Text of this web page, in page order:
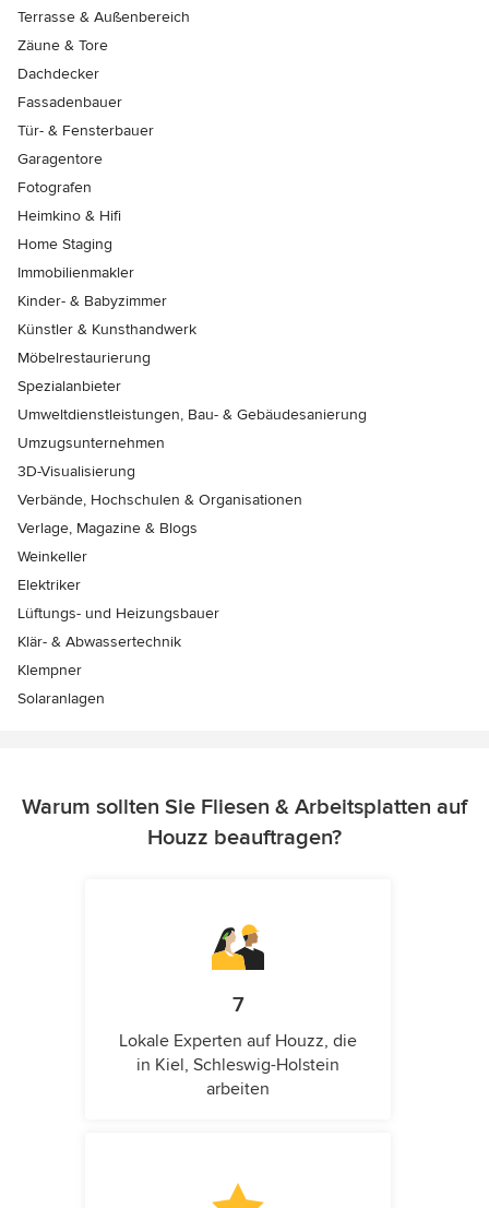
Terrasse & Außenbereich
Zäune & Tore
Dachdecker
Fassadenbauer
Tür- & Fensterbauer
Garagentore
Fotografen
Heimkino & Hifi
Home Staging
Immobilienmakler
Kinder- & Babyzimmer
Künstler & Kunsthandwerk
Möbelrestaurierung
Spezialanbieter
Umweltdienstleistungen, Bau- & Gebäudesanierung
Umzugsunternehmen
3D-Visualisierung
Verbände, Hochschulen & Organisationen
Verlage, Magazine & Blogs
Weinkeller
Elektriker
Lüftungs- und Heizungsbauer
Klär- & Abwassertechnik
Klempner
Solaranlagen
Warum sollten Sie Fliesen & Arbeitsplatten auf
Houzz beauftragen?
7
Lokale Experten auf Houzz, die
in Kiel, Schleswig-Holstein
arbeiten